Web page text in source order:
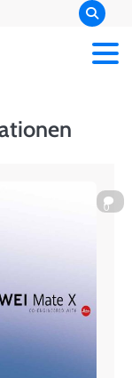
0